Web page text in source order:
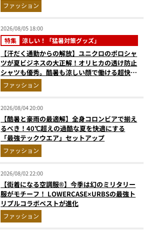
ファッション
2026/08/05 18:00
特集 涼しい！「猛暑対策グッズ」
【汗だく通勤からの解放】ユニクロのポロシャ
ツが夏ビジネスの大正解！オリヒカの透け防止
シャツも優秀。酷暑も涼しい顔で働ける超快適
ウエアの実力
ファッション
2026/08/04 20:00
【酷暑と豪雨の最適解】全身コロンビアで揃え
るべき！40℃超えの過酷な夏を快適にする
「最強テックウエア」セットアップ
ファッション
2026/08/02 22:00
【街着になる空調服®】今季は幻のミリタリー
服がモチーフ！ LOWERCASE×URBSの最強ト
リプルコラボベストが進化
ファッション